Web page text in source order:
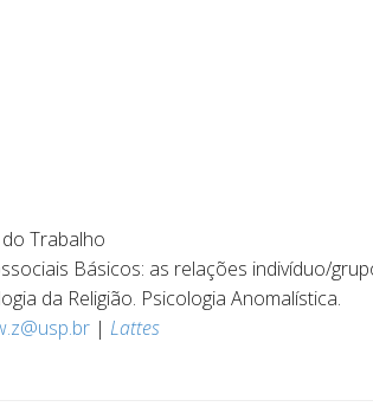
Trabalho
Básicos: as relações indivíduo/
da Religião. Psicologia Anomalística.
| Lattes